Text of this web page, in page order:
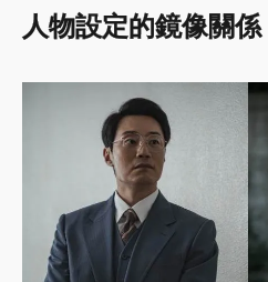
人物設定的鏡像關係